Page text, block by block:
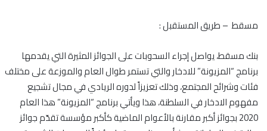
مسقط – طريق المستقبل :
بنك مسقط، يواصل إجراء السحوبات على الجوائز المثيرة التي يقدمها
برنامج “المزيونة” للادخار والتي تستمر طوال العام والموزعة على مختلف
فئات وشرائح المجتمع، وذلك تعزيزاً لدوره الريادي في مجال تشجيع
مفهوم الادخار في السلطنة، هذا ويأتي برنامج “المزيونة” هذا العام
2020 بجوائز أكبر مقارنة بالأعوام الماضية كأكبر مؤسسة تقدّم جوائز